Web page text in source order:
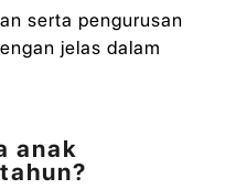
serta pengurusan
jelas dalam
anak